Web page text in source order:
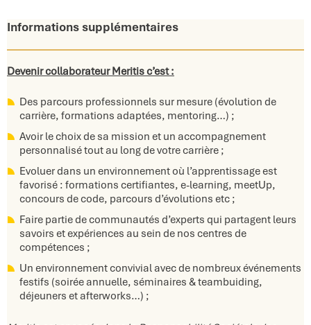
Informations supplémentaires
Devenir collaborateurMeritisc’est :
Des parcours professionnels sur mesure (évolution de
carrière, formations adaptées, mentoring…) ;​
Avoir le choix de sa mission et un accompagnement
personnalisé tout au long de votre carrière ;​
Evoluer dans un environnement où l’apprentissage est
favorisé : formations certifiantes, e-learning, meetUp,
concours de code, parcours d’évolutions etc ;​
Faire partie de communautés d’experts qui partagent leurs
savoirs et expériences au sein de nos centres de
compétences ;​
Un environnement convivial avec de nombreux événements
festifs (soirée annuelle, séminaires & teambuiding,
déjeuners et afterworks…) ;​